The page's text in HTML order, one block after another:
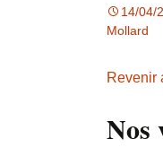
14/04/
Mollard
Revenir
Nos